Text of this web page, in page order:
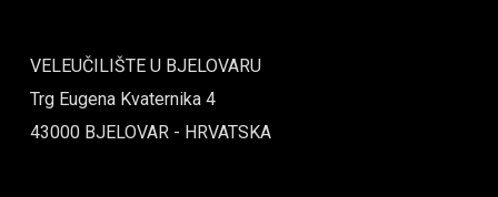
VELEUČILIŠTE U BJELOVARU
Trg Eugena Kvaternika 4
43000 BJELOVAR - HRVATSKA